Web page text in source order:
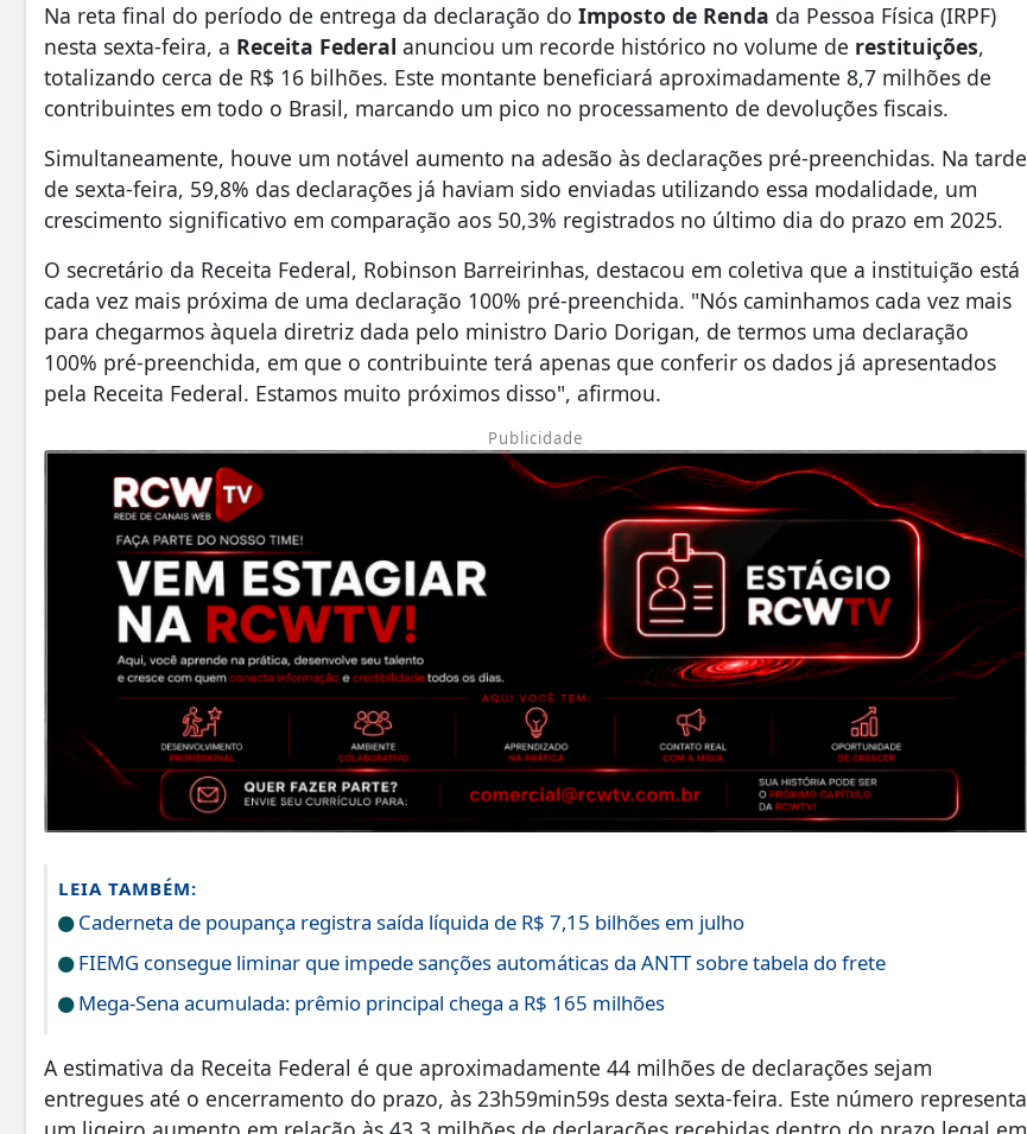
Na reta final do período de entrega da declaração do Imposto de Renda da Pessoa Física (IRPF)
nesta sexta-feira, a Receita Federal anunciou um recorde histórico no volume de restituições,
totalizando cerca de R$ 16 bilhões. Este montante beneficiará aproximadamente 8,7 milhões de
contribuintes em todo o Brasil, marcando um pico no processamento de devoluções fiscais.
Simultaneamente, houve um notável aumento na adesão às declarações pré-preenchidas. Na tarde
de sexta-feira, 59,8% das declarações já haviam sido enviadas utilizando essa modalidade, um
crescimento significativo em comparação aos 50,3% registrados no último dia do prazo em 2025.
O secretário da Receita Federal, Robinson Barreirinhas, destacou em coletiva que a instituição está
cada vez mais próxima de uma declaração 100% pré-preenchida. "Nós caminhamos cada vez mais
para chegarmos àquela diretriz dada pelo ministro Dario Dorigan, de termos uma declaração
100% pré-preenchida, em que o contribuinte terá apenas que conferir os dados já apresentados
pela Receita Federal. Estamos muito próximos disso", afirmou.
Publicidade
LEIA TAMBÉM:
Caderneta de poupança registra saída líquida de R$ 7,15 bilhões em julho
FIEMG consegue liminar que impede sanções automáticas da ANTT sobre tabela do frete
Mega-Sena acumulada: prêmio principal chega a R$ 165 milhões
A estimativa da Receita Federal é que aproximadamente 44 milhões de declarações sejam
entregues até o encerramento do prazo, às 23h59min59s desta sexta-feira. Este número representa